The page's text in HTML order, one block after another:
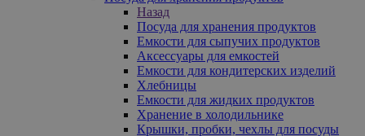
Назад
Посуда для хранения продуктов
Емкости для сыпучих продуктов
Аксессуары для емкостей
Емкости для кондитерских изделий
Хлебницы
Емкости для жидких продуктов
Хранение в холодильнике
Крышки, пробки, чехлы для посуды